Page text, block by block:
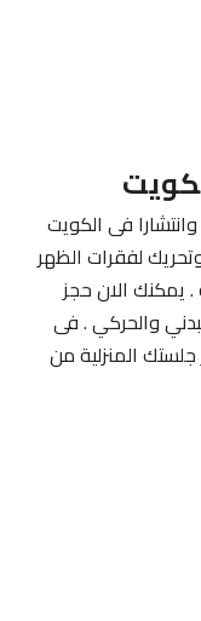
فى الكويت
لفقرات الظهر
. يمكنك الان حجز
والحركي . فى
المنزلية من